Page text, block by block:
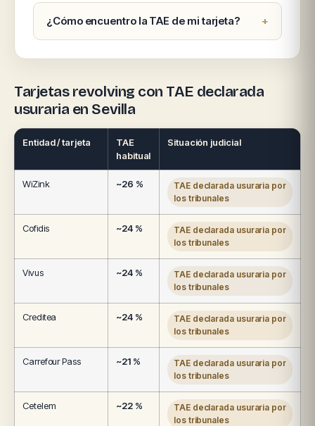
¿Cómo encuentro la TAE de mi tarjeta?
Tarjetas revolving con TAE declarada
usuraria en Sevilla
Entidad / tarjeta
TAE
habitual
Situación judicial
WiZink ~26 %
TAE declarada usuraria por
los tribunales
Cofidis ~24 %
TAE declarada usuraria por
los tribunales
Vivus ~24 %
TAE declarada usuraria por
los tribunales
Creditea ~24 %
TAE declarada usuraria por
los tribunales
Carrefour Pass ~21 %
TAE declarada usuraria por
los tribunales
Cetelem ~22 %
TAE declarada usuraria por
los tribunales